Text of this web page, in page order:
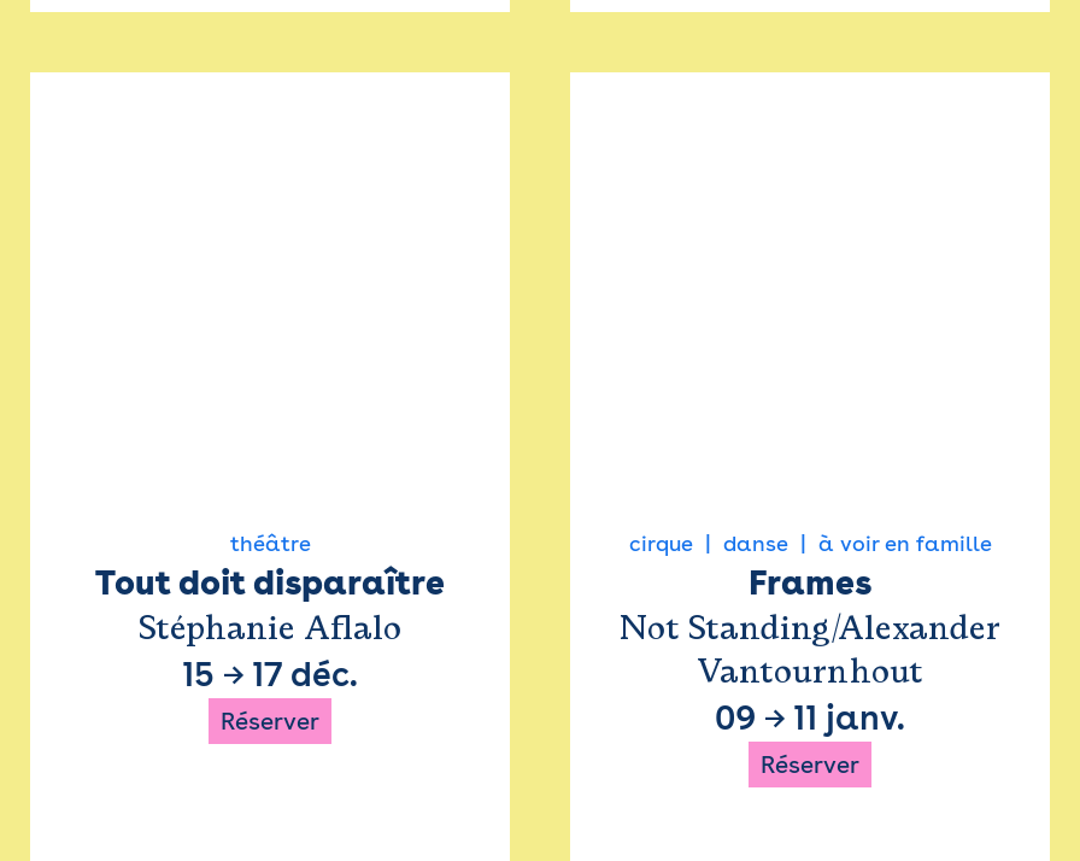
théâtre
Tout doit disparaître
Stéphanie Aflalo
15 → 17 déc.
Réserver
cirque danse à voir en famille
Frames
Not Standing/Alexander
Vantournhout
09 → 11 janv.
Réserver